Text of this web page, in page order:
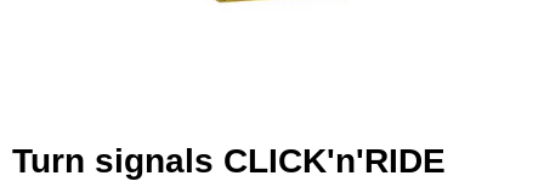
Turn signals CLICK'n'RIDE